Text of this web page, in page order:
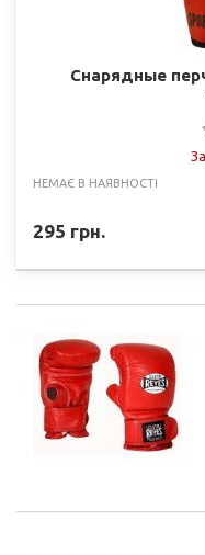
Снарядные
НЕМАЄ В НАЯВНОСТІ
295 грн.